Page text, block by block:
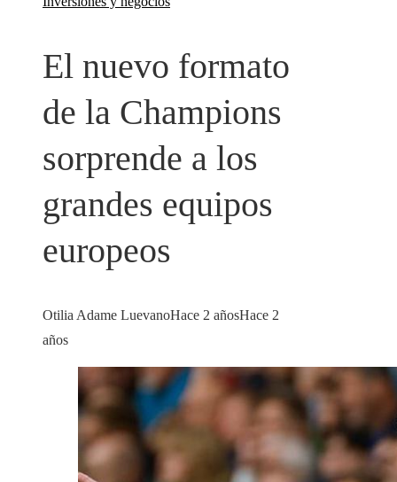
El nuevo formato
de la Champions
sorprende a los
grandes equipos
europeos
Otilia Adame LuevanoHace 2 añosHace 2
años